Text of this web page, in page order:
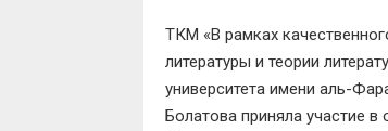
ТКМ «В рамках
литературы и теории
университета имени аль-
Болатова приняла участие